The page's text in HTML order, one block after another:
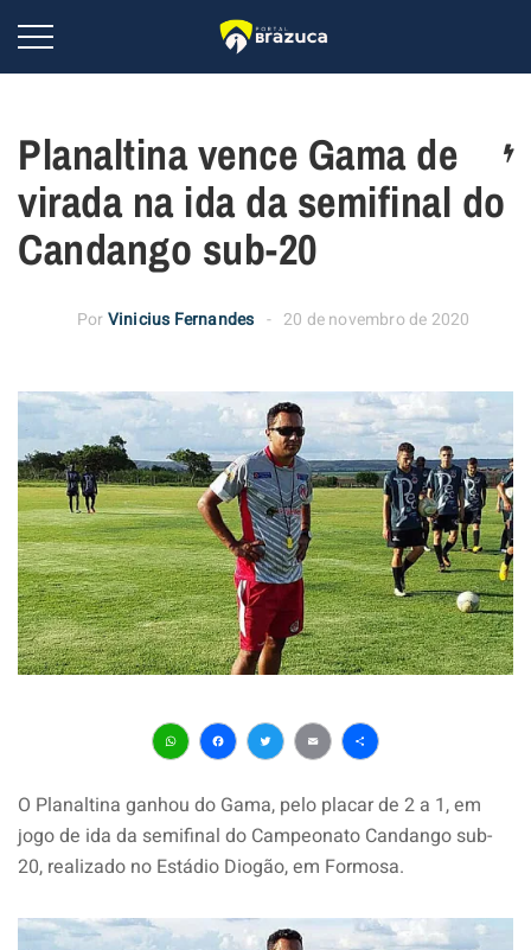
Planaltina vence Gama de
virada na ida da semifinal do
Candango sub-20
PorVinicius Fernandes 20 de novembro de 2020
WhatsApp
Facebook
Twitter
EmailShare
O Planaltina ganhou do Gama, pelo placar de 2 a 1, em
jogo de ida da semifinal do Campeonato Candango sub-
20, realizado no Estádio Diogão, em Formosa.